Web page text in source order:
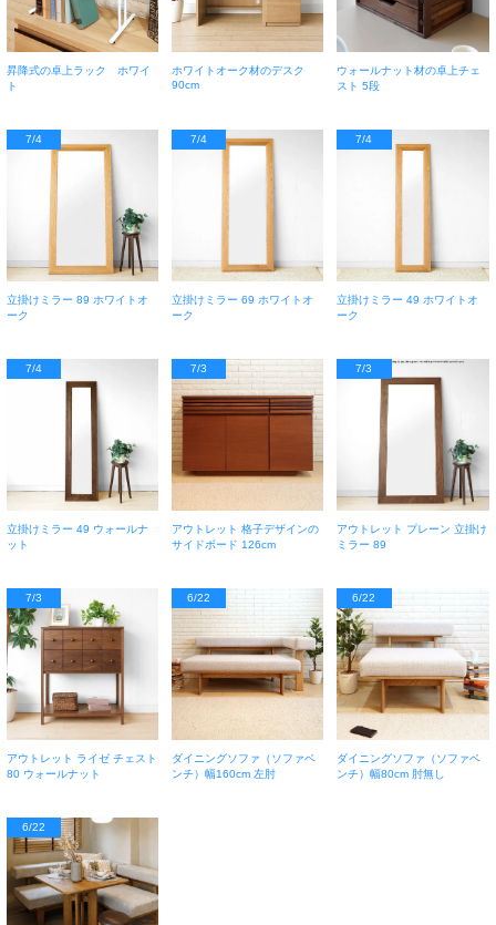
昇降式の卓上ラック ホワイ
ト
ホワイトオーク材のデスク
90cm
ウォールナット材の卓上チェ
スト 5段
7/4
立掛けミラー 89 ホワイトオ
ーク
7/4
立掛けミラー 69 ホワイトオ
ーク
7/4
立掛けミラー 49 ホワイトオ
ーク
7/4
立掛けミラー 49 ウォールナ
ット
7/3
アウトレット 格子デザインの
サイドボード 126cm
7/3
アウトレット プレーン 立掛け
ミラー 89
7/3
アウトレット ライゼ チェスト
80 ウォールナット
6/22
ダイニングソファ（ソファベ
ンチ）幅160cm 左肘
6/22
ダイニングソファ（ソファベ
ンチ）幅80cm 肘無し
6/22